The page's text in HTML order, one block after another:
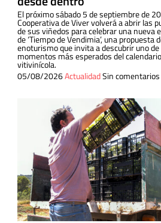
El próximo sábado 5 de septiembre de
Cooperativa de Viver volverá a abrir las
de sus viñedos para celebrar una nueva
de ‘Tiempo de Vendimia’, una propuesta
enoturismo que invita a descubrir uno de
momentos más esperados del calendario
vitivinícola.
05/08/2026ActualidadSin comentarios